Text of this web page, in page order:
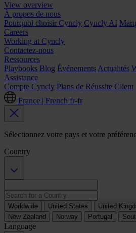
View overview
À propos de nous
Pourquoi choisir Cyncly Cyncly AI
Careers
Working at Cyncly
Contactez-nous
Ressources
Playbooks Blog Événements Actualités
Assistance
Compte Cyncly Plans de Réussite Client
France | French fr-fr
Sélectionnez votre pays et votre
Country
Worldwide United States United
New Zealand
Norway Portugal
Language